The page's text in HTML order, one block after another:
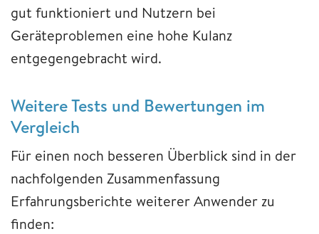
gut funktioniert und Nutzern bei
Geräteproblemen eine hohe Kulanz
entgegengebracht wird.
Weitere Tests und Bewertungen im
Vergleich
Für einen noch besseren Überblick sind in der
nachfolgenden Zusammenfassung
Erfahrungsberichte weiterer Anwender zu
finden: